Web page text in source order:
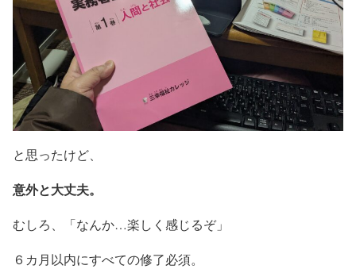
と思ったけど、
意外と大丈夫。
むしろ、「なんか…楽しく感じるぞ」
６カ月以内にすべての修了必須。